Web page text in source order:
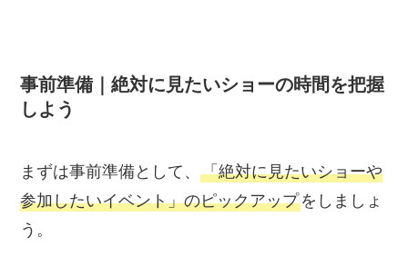
事前準備｜絶対に見たいショーの時間を把握
しよう
まずは事前準備として、「絶対に見たいショーや
参加したいイベント」のピックアップをしましょ
う。